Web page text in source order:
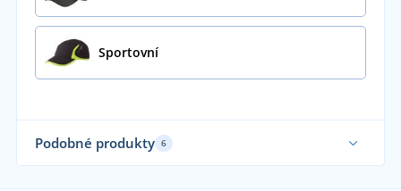
Sportovní
Podobné produkty 6